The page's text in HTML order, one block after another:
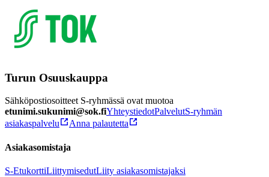
Turun Osuuskauppa
Sähköpostiosoitteet S-ryhmässä ovat muotoa
etunimi.sukunimi@sok.fiYhteystiedotPalvelutS-ryhmän
asiakaspalvelu
Anna palautetta
Asiakasomistaja
S-EtukorttiLiittymisedutLiity asiakasomistajaksi